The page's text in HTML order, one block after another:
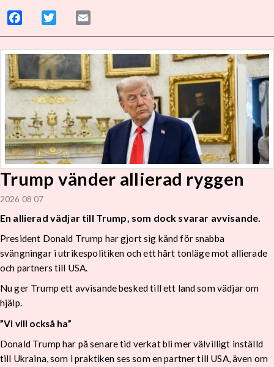
Facebook Twitter
Trump vänder allierad ryggen
2026 08 07
En allierad vädjar till Trump, som dock svarar avvisande.
President Donald Trump har gjort sig känd för snabba
svängningar i utrikespolitiken och ett hårt tonläge mot allierade
och partners till USA.
Nu ger Trump ett avvisande besked till ett land som vädjar om
hjälp.
”Vi vill också ha”
Donald Trump har på senare tid verkat bli mer välvilligt inställd
till Ukraina, som i praktiken ses som en partner till USA, även om